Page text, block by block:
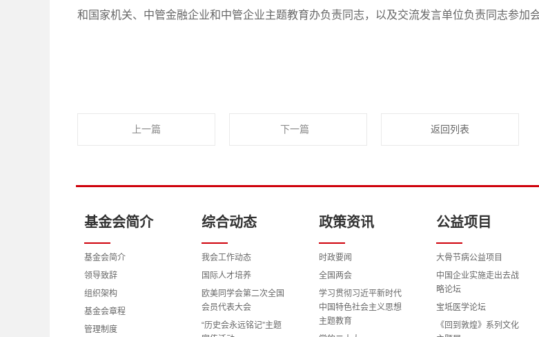
和国家机关、中管金融企业和中管企业主题教育办负责同志，以及交流发言单位负责同志参加会
上一篇 下一篇 返回列表
基金会简介
基金会简介
领导致辞
组织架构
基金会章程
管理制度
综合动态
我会工作动态
国际人才培养
欧美同学会第二次全国
会员代表大会
“历史会永远铭记”主题
政策资讯
时政要闻
全国两会
学习贯彻习近平新时代
中国特色社会主义思想
主题教育
公益项目
大骨节病公益项目
中国企业实施走出去战
略论坛
宝坻医学论坛
《回到敦煌》系列文化